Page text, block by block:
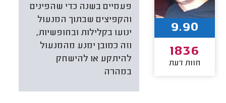
פעמיים בשנה כדי שהפינים
והקפיצים שבתוך המנעול
ינועו בקלילות ובחופשיות,
וזה כמובן ימנע מהמנעול
להיתקע או להישחק
במהרה
9.90
1836
חוות דעת